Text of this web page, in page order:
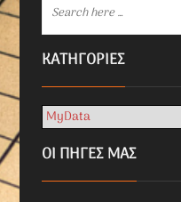
KΑΤΗΓΟΡΊΕΣ
ΟΙ ΠΗΓΕΣ ΜΑΣ